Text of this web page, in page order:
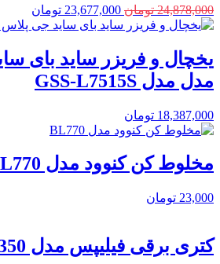
24,878,000 تومان Original
price
24,878,000 تومان.
23,677,000 تومان
price
is:
یخچال و فریزر ساید بای
مدل مدل GSS-L7515S
18,387,000 تومان
مخلوط کن کنوود مدل BL770
23,000 تومان
کتری برقی فیلیپس مدل HD9350